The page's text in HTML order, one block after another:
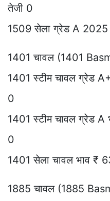
तेजी 0
1509 सेला ग्रेड A
1401 चावल (1401
1401 स्टीम चावल ग्रेड
0
1401 स्टीम चावल ग्रेड
0
1401 सेला चावल भाव ₹
1885 चावल (1885